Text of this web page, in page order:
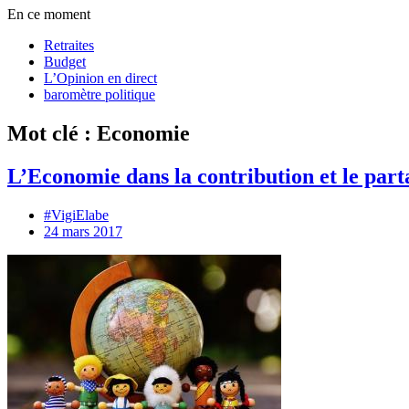
En ce moment
Retraites
Budget
L’Opinion en direct
baromètre politique
Mot clé : Economie
L’Economie dans la contribution et le
#VigiElabe
24 mars 2017